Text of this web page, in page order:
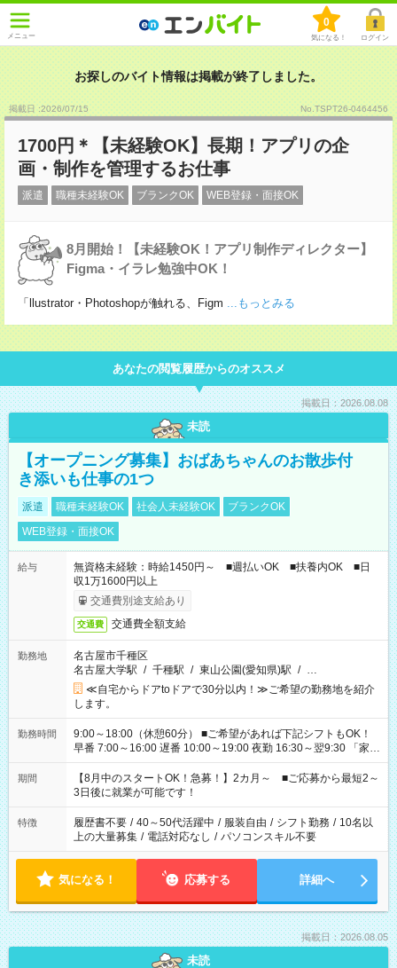
メニュー
0
気になる！ ログイン
お探しのバイト情報は掲載が終了しました。
掲載日 :2026/07/15 No.TSPT26-0464456
1700円＊【未経験OK】長期！アプリの企
画・制作を管理するお仕事
派遣 職種未経験OK ブランクOK WEB登録・面接OK
8月開始！【未経験OK！アプリ制作ディレクター】
Figma・イラレ勉強中OK！
「llustrator・Photoshopが触れる、Figm ...もっとみる
あなたの閲覧履歴からのオススメ
掲載日：2026.08.08
未読
【オープニング募集】おばあちゃんのお散歩付
き添いも仕事の1つ
派遣 職種未経験OK 社会人未経験OK
ブランクOK
WEB登録・面接OK
給与
無資格未経験：時給1450円～ ■週払いOK ■扶養内OK ■日
収1万1600円以上
交通費別途支給あり
交通費 交通費全額支給
勤務地
名古屋市千種区
名古屋大学駅 / 千種駅 / 東山公園(愛知県)駅 / …
≪自宅からドアtoドアで30分以内！≫ご希望の勤務地を紹介
します。
勤務時間
9:00～18:00（休憩60分） ■ご希望があれば下記シフトもOK！
早番 7:00～16:00 遅番 10:00～19:00 夜勤 16:30～翌9:30 「家族
と休みを合わせたい」 「余裕を持って夕飯の準備がしたい」
「できれば残業はしたくない」 など、ご希望を教えてください
ね。 ※Wワーク希望の方へ 今ご覧のお仕事で希望する勤務時間
と、もう1つのお仕事の勤務時間。 合計で週40時間を超える場
合は応募できません。
期間
【8月中のスタートOK！急募！】2カ月～ ■ご応募から最短2～
3日後に就業が可能です！
特徴 履歴書不要 / 40～50代活躍中 / 服装自由 / シフト勤務 / 10名以
上の大量募集 / 電話対応なし / パソコンスキル不要
気になる！ 応募する 詳細へ
掲載日：2026.08.05
未読